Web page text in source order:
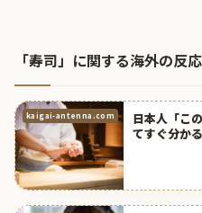
「寿司」に関する海外の反応
kaigai-antenna.com
日本人「こ
てすぐ分か